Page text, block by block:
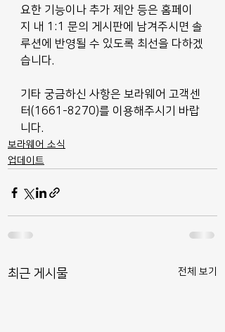
요한 기능이나 추가 제안 등은 홈페이
지 내 1:1 문의 게시판에 남겨주시면 솔
루션에 반영될 수 있도록 최선을 다하겠
습니다.
기타 궁금하신 사항은 보라웨어 고객센
터(1661-8270)를 이용해주시기 바랍
니다.
보라웨어 소식
업데이트
최근 게시물 전체 보기